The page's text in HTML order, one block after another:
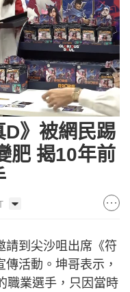
》被網民踢
肥 揭10年前
請到尖沙咀出席《符
活動。坤哥表示，
職業選手，只因當時